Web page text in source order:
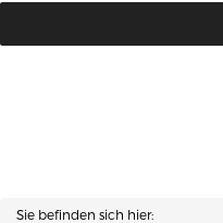
Sie befinden sich hier: